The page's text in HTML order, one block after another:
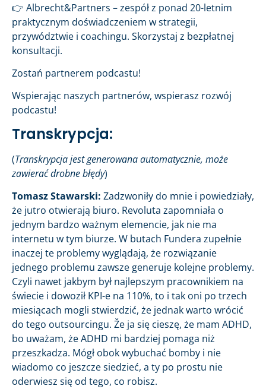
👉 Albrecht&Partners – zespół z ponad 20-letnim
praktycznym doświadczeniem w strategii,
przywództwie i coachingu. Skorzystaj z bezpłatnej
konsultacji.
Zostań partnerem podcastu!
Wspierając naszych partnerów, wspierasz rozwój
podcastu!
Transkrypcja:
(Transkrypcja jest generowana automatycznie, może
zawierać drobne błędy)
Tomasz Stawarski: Zadzwoniły do mnie i powiedziały,
że jutro otwierają biuro. Revoluta zapomniała o
jednym bardzo ważnym elemencie, jak nie ma
internetu w tym biurze. W butach Fundera zupełnie
inaczej te problemy wyglądają, że rozwiązanie
jednego problemu zawsze generuje kolejne problemy.
Czyli nawet jakbym był najlepszym pracownikiem na
świecie i dowoził KPI-e na 110%, to i tak oni po trzech
miesiącach mogli stwierdzić, że jednak warto wrócić
do tego outsourcingu. Že ja się cieszę, że mam ADHD,
bo uważam, że ADHD mi bardziej pomaga niż
przeszkadza. Mógł obok wybuchać bomby i nie
wiadomo co jeszcze siedzieć, a ty po prostu nie
oderwiesz się od tego, co robisz.